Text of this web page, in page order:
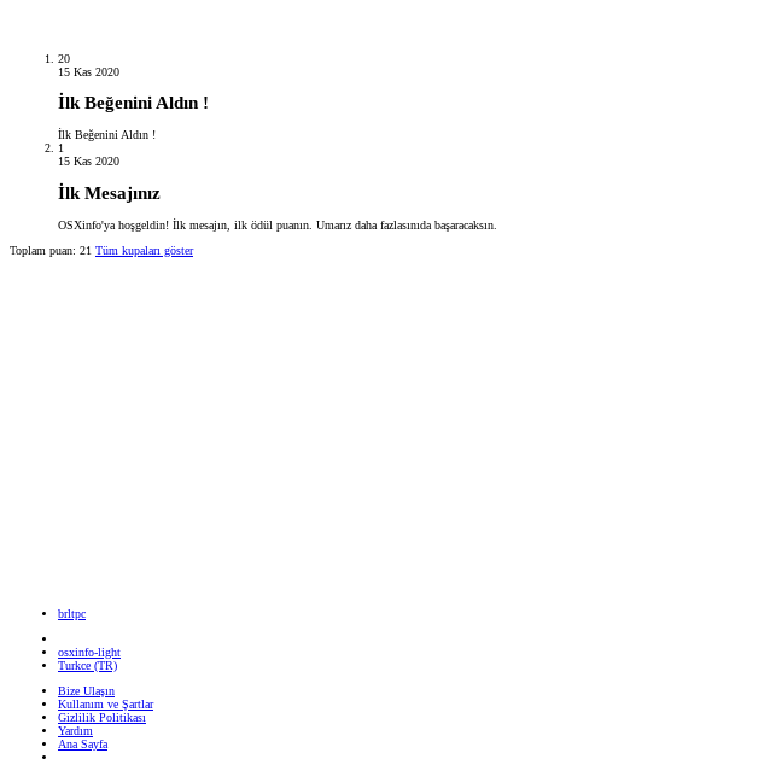
20
15 Kas 2020
İlk Beğenini Aldın !
İlk Beğenini Aldın !
1
15 Kas 2020
İlk Mesajınız
OSXinfo'ya hoşgeldin! İlk mesajın, ilk ödül puanın. Umarız daha fazlasınıda başaracaksın.
Toplam puan: 21 Tüm kupaları göster
brltpc
osxinfo-light
Turkce (TR)
Bize Ulaşın
Kullanım ve Şartlar
Gizlilik Politikası
Yardım
Ana Sayfa